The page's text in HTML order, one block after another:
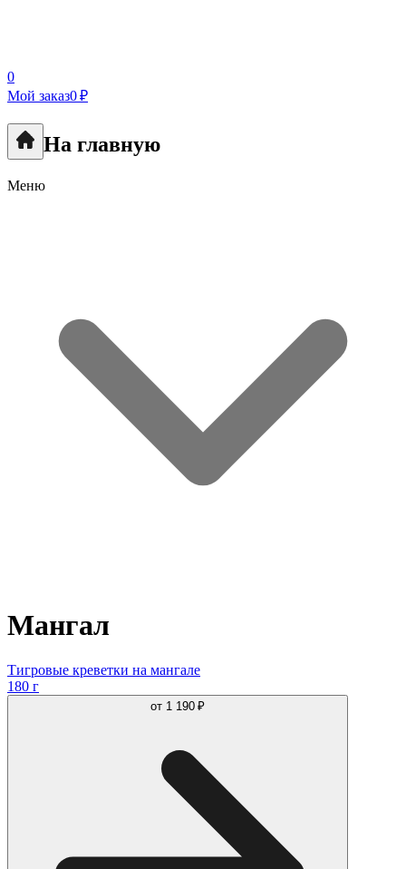
0
Мой заказ0 ₽
На главную
Меню
Мангал
Тигровые креветки на мангале
180 г
от 1 190 ₽